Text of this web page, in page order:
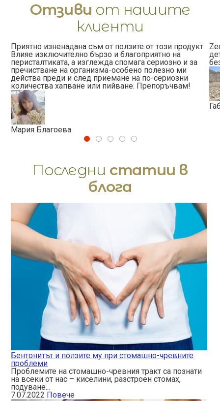
Отзиви от нашите
клиенти
Приятно изненадана съм от ползите от този продукт.
Влияе изключително бързо и благоприятно на
перисталтиката, а изглежда спомага сериозно и за
пречистване на организма-особено полезно ми
действа преди и след приемане на по-сериозни
количества хапване или пийване. Препоръчвам!
Мария Благоева
Последни статии в
блога
Бентонитът и ползите му при стомашно-чревните
проблеми
Проблемите на стомашно-чревния тракт са познати
на всеки от нас – киселини, разстроен стомах,
подуване...
7.07.2022 Повече